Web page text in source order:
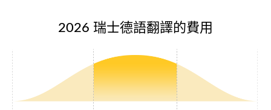
2026 瑞士德語翻譯的費用